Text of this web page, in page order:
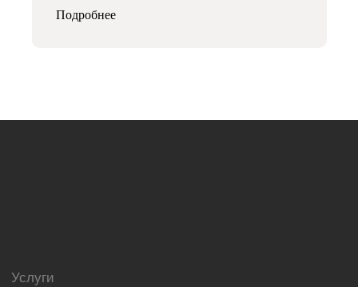
Подробнее